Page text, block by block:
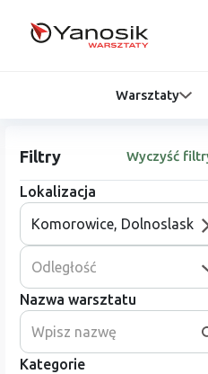
Warsztaty
Filtry Wyczyść
Lokalizacja
Odległość
Nazwa warsztatu
Kategorie